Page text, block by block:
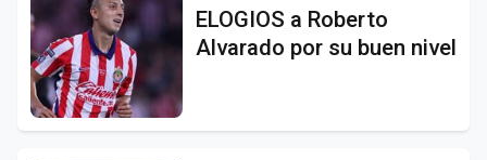
ELOGIOS a Roberto
Alvarado por su buen nivel